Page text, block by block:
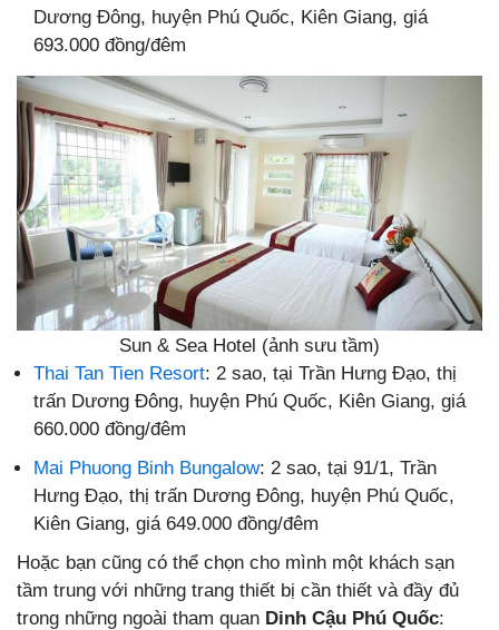
Dương Đông, huyện Phú Quốc, Kiên Giang, giá
693.000 đồng/đêm
Sun & Sea Hotel (ảnh sưu tầm)
Thai Tan Tien Resort: 2 sao, tại Trần Hưng Đạo, thị
trấn Dương Đông, huyện Phú Quốc, Kiên Giang, giá
660.000 đồng/đêm
Mai Phuong Binh Bungalow: 2 sao, tại 91/1, Trần
Hưng Đạo, thị trấn Dương Đông, huyện Phú Quốc,
Kiên Giang, giá 649.000 đồng/đêm
Hoặc bạn cũng có thể chọn cho mình một khách sạn
tầm trung với những trang thiết bị cần thiết và đầy đủ
trong những ngoài tham quan Dinh Cậu Phú Quốc: